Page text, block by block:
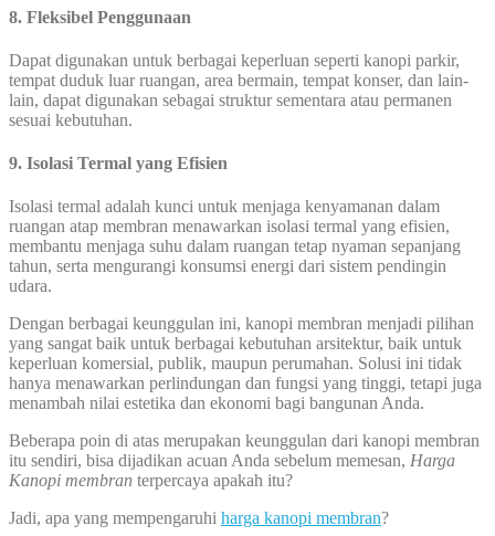
8. Fleksibel Penggunaan
Dapat digunakan untuk berbagai keperluan seperti kanopi parkir,
tempat duduk luar ruangan, area bermain, tempat konser, dan lain-
lain, dapat digunakan sebagai struktur sementara atau permanen
sesuai kebutuhan.
9. Isolasi Termal yang Efisien
Isolasi termal adalah kunci untuk menjaga kenyamanan dalam
ruangan atap membran menawarkan isolasi termal yang efisien,
membantu menjaga suhu dalam ruangan tetap nyaman sepanjang
tahun, serta mengurangi konsumsi energi dari sistem pendingin
udara.
Dengan berbagai keunggulan ini, kanopi membran menjadi pilihan
yang sangat baik untuk berbagai kebutuhan arsitektur, baik untuk
keperluan komersial, publik, maupun perumahan. Solusi ini tidak
hanya menawarkan perlindungan dan fungsi yang tinggi, tetapi juga
menambah nilai estetika dan ekonomi bagi bangunan Anda.
Beberapa poin di atas merupakan keunggulan dari kanopi membran
itu sendiri, bisa dijadikan acuan Anda sebelum memesan, Harga
Kanopi membran terpercaya apakah itu?
Jadi, apa yang mempengaruhi harga kanopi membran?